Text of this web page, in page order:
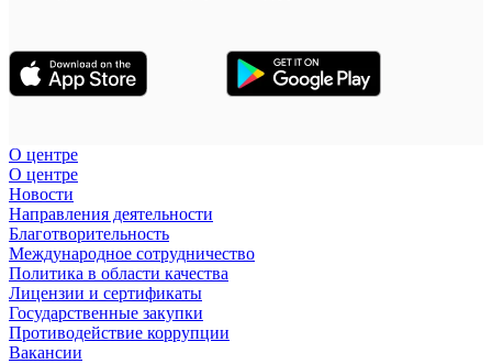
О центре
О центре
Новости
Направления деятельности
Благотворительность
Международное сотрудничество
Политика в области качества
Лицензии и сертификаты
Государственные закупки
Противодействие коррупции
Вакансии